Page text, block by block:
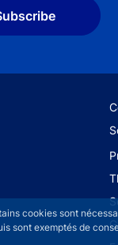
cookies sont
sont exemptés de